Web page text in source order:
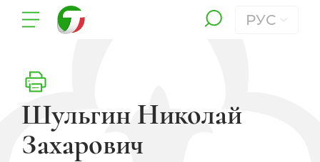
РУС
Шульгин Николай
Захарович